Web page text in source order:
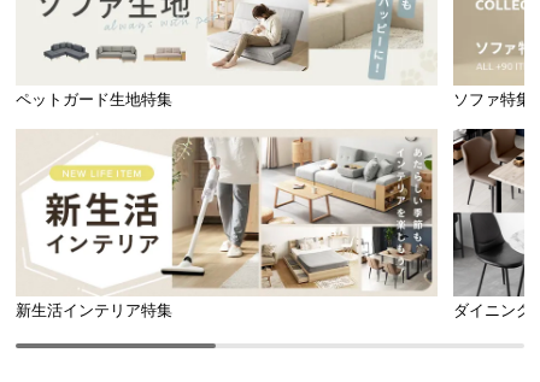
ペットガード生地特集 ソファ特集
新生活インテリア特集 ダイニング